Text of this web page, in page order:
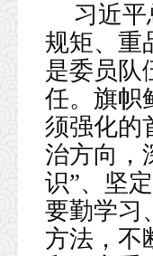
习近
规矩、重
是委员队
任。旗帜
须强化的
治方向，
识”、坚
要勤学习
方法，不